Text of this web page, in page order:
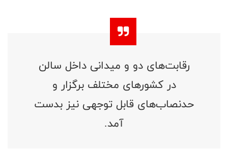
رقابت‌های دو و میدانی داخل سالن
در کشورهای مختلف برگزار و
حدنصاب‌های قابل توجهی نیز بدست
آمد.